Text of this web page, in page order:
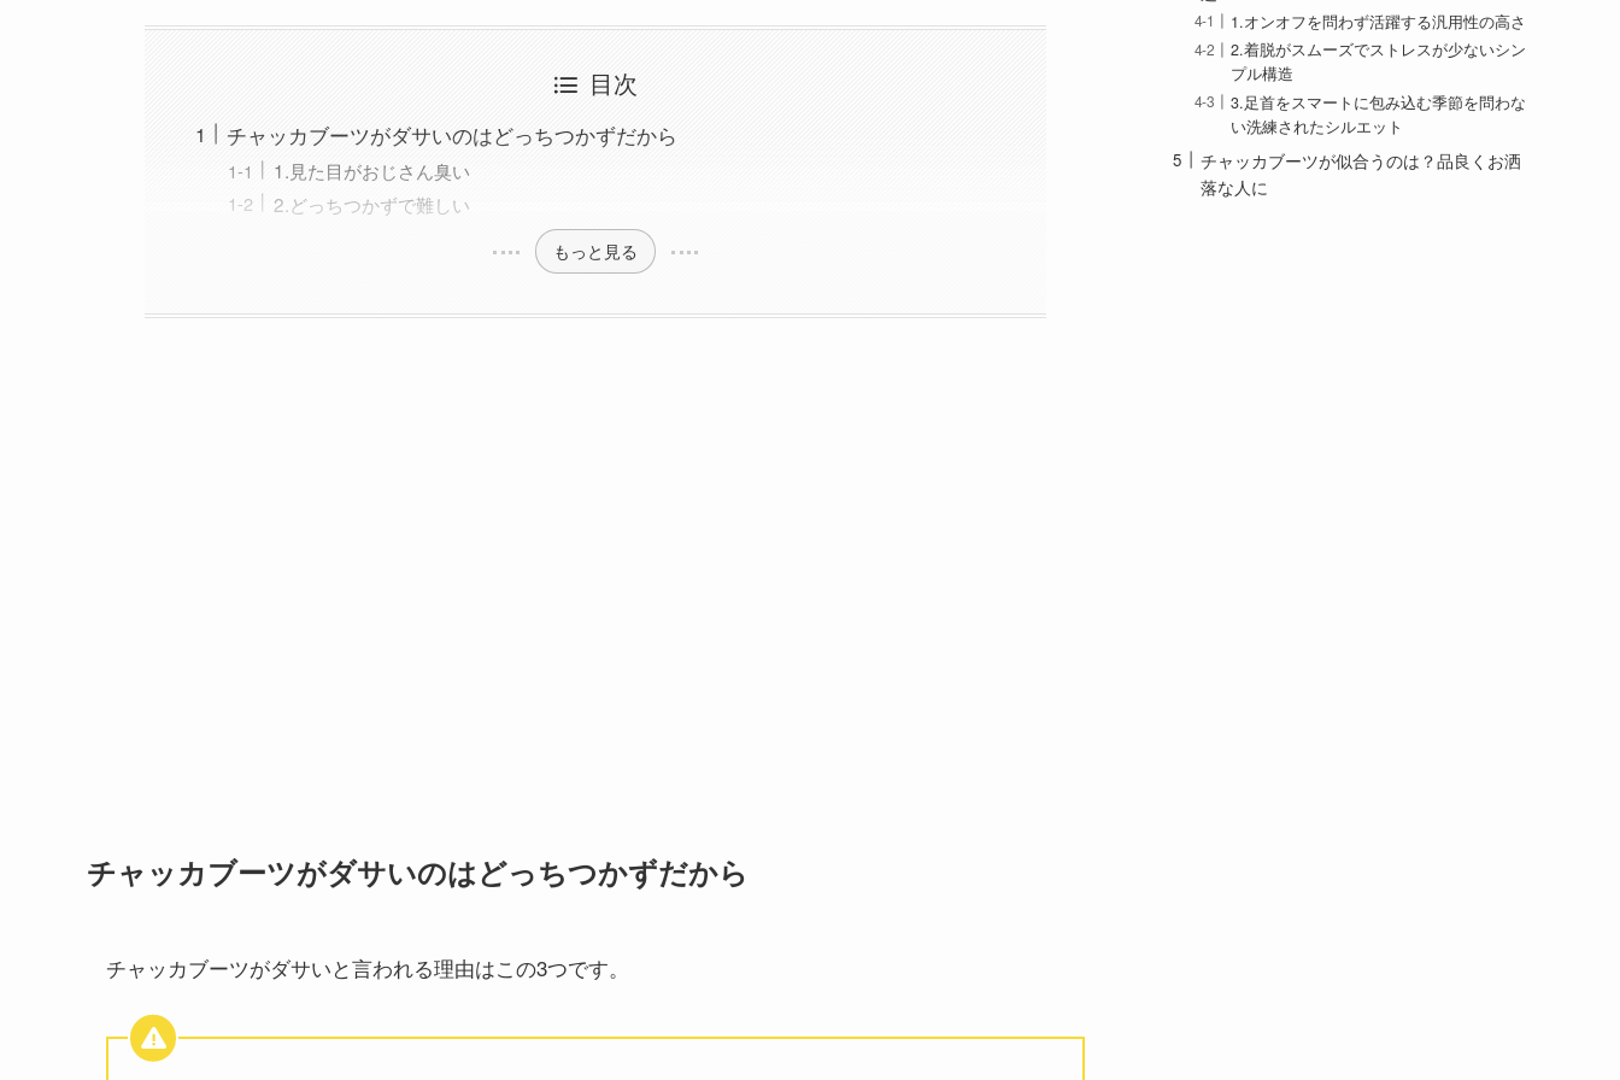
目次
チャッカブーツがダサいのはどっちつかずだから
1.見た目がおじさん臭い
2.どっちつかずで難しい
もっと見る
チャッカブーツがダサいのはどっちつかずだから
チャッカブーツがダサいと言われる理由はこの3つです。
1.オンオフを問わず活躍する汎用性の高さ
2.着脱がスムーズでストレスが少ないシン
プル構造
3.足首をスマートに包み込む季節を問わな
い洗練されたシルエット
チャッカブーツが似合うのは？品良くお洒
落な人に